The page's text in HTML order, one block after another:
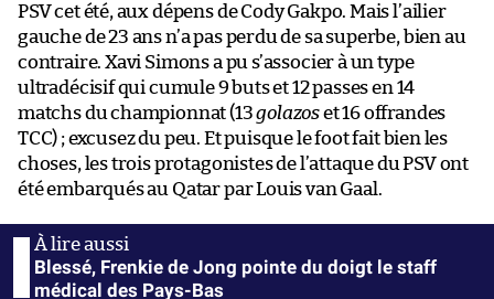
PSV cet été, aux dépens de Cody Gakpo. Mais l’ailier
gauche de 23 ans n’a pas perdu de sa superbe, bien au
contraire. Xavi Simons a pu s’associer à un type
ultradécisif qui cumule 9 buts et 12 passes en 14
matchs du championnat (13golazoset 16 offrandes
TCC) ; excusez du peu. Et puisque le foot fait bien les
choses, les trois protagonistes de l’attaque du PSV ont
été embarqués au Qatar par Louis van Gaal.
Blessé, Frenkie de Jong pointe du doigt le staff
médical des Pays-Bas